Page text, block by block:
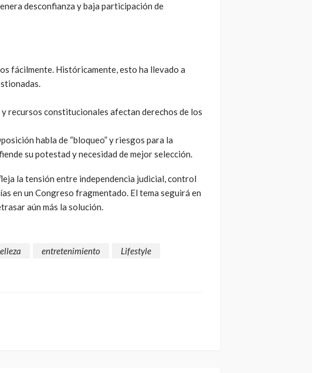
desconfianza y baja participación de
fácilmente. Históricamente, esto ha llevado a
recursos constitucionales afectan derechos de los
habla de “bloqueo” y riesgos para la
su potestad y necesidad de mejor selección.
la tensión entre independencia judicial, control
en un Congreso fragmentado. El tema seguirá en
aún más la solución.
entretenimiento
Lifestyle